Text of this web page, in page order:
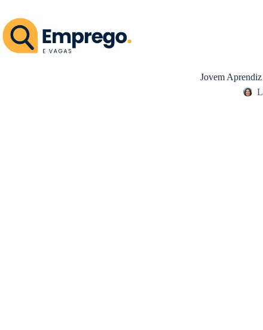
o
conteúdo
Jovem